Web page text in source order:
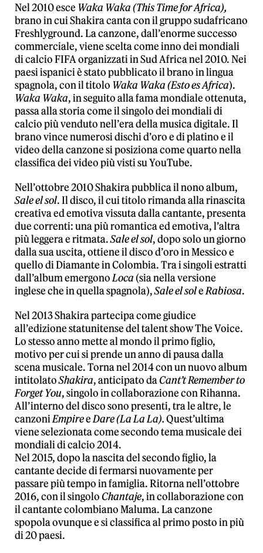
Nel 2010 esce Waka Waka (This Time for Africa),
brano in cui Shakira canta con il gruppo sudafricano
Freshlyground. La canzone, dall’enorme successo
commerciale, viene scelta come inno dei mondiali
di calcio FIFA organizzati in Sud Africa nel 2010. Nei
paesi ispanici è stato pubblicato il brano in lingua
spagnola, con il titolo Waka Waka (Esto es Africa).
Waka Waka, in seguito alla fama mondiale ottenuta,
passa alla storia come il singolo dei mondiali di
calcio più venduto nell’era della musica digitale. Il
brano vince numerosi dischi d’oro e di platino e il
video della canzone si posiziona come quarto nella
classifica dei video più visti su YouTube.
Nell’ottobre 2010 Shakira pubblica il nono album,
Sale el sol. Il disco, il cui titolo rimanda alla rinascita
creativa ed emotiva vissuta dalla cantante, presenta
due correnti: una più romantica ed emotiva, l’altra
più leggera e ritmata.Sale el sol, dopo solo un giorno
dalla sua uscita, ottiene il disco d’oro in Messico e
quello di Diamante in Colombia. Tra i singoli estratti
dall’album emergonoLoca (sia nella versione
inglese che in quella spagnola),Sale el soleRabiosa.
Nel 2013 Shakira partecipa come giudice
all’edizione statunitense del talent show The Voice.
Lo stesso anno mette al mondo il primo figlio,
motivo per cui si prende un anno di pausa dalla
scena musicale. Torna nel 2014 con un nuovo album
intitolatoShakira, anticipato daCant’t Remember to
Forget You, singolo in collaborazione con Rihanna.
All’interno del disco sono presenti, tra le altre, le
canzoniEmpireeDare (La La La).Quest’ultima
viene selezionata come secondo tema musicale dei
mondiali di calcio 2014.
Nel 2015, dopo la nascita del secondo figlio, la
cantante decide di fermarsi nuovamente per
passare più tempo in famiglia. Ritorna nell’ottobre
2016, con il singolo Chantaje, in collaborazione con
il cantante colombiano Maluma. La canzone
spopola ovunque e si classifica al primo posto in più
di 20 paesi.